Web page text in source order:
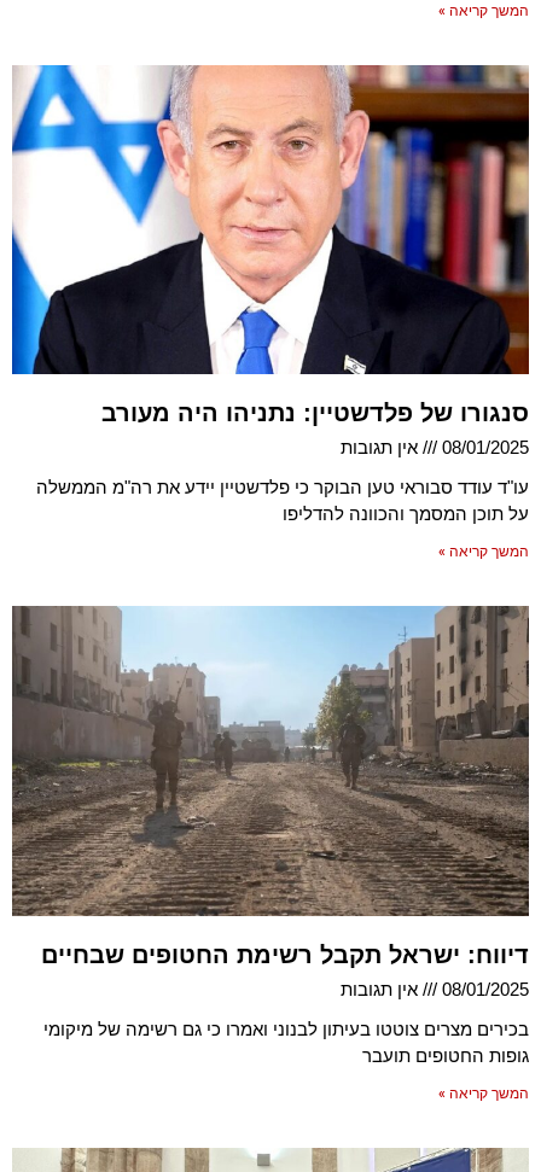
המשך קריאה »
סנגורו של פלדשטיין: נתניהו היה מעורב
08/01/2025
אין תגובות
עו"ד עודד סבוראי טען הבוקר כי פלדשטיין יידע את רה"מ הממשלה
על תוכן המסמך והכוונה להדליפו
המשך קריאה »
דיווח: ישראל תקבל רשימת החטופים שבחיים
08/01/2025
אין תגובות
בכירים מצרים צוטטו בעיתון לבנוני ואמרו כי גם רשימה של מיקומי
גופות החטופים תועבר
המשך קריאה »